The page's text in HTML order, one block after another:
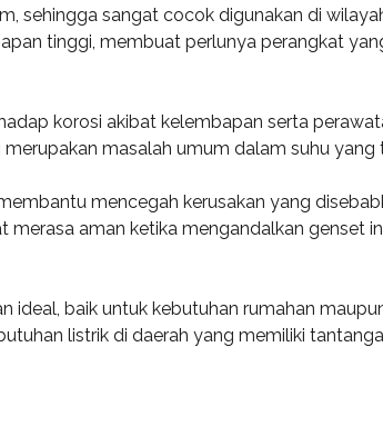
sehingga sangat cocok digunakan di
tinggi, membuat perlunya perangkat
korosi akibat kelembapan serta
masalah umum dalam suhu yang
mencegah kerusakan yang
aman ketika mengandalkan genset
baik untuk kebutuhan rumahan
listrik di daerah yang memiliki